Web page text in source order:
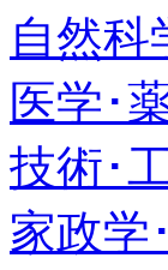
自然科
医学･
技術･
家政学